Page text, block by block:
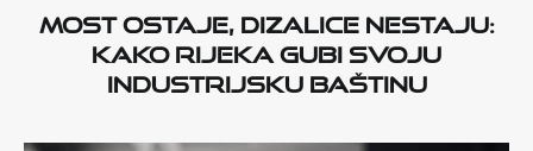
Most ostaje, dizalice nestaju:
kako Rijeka gubi svoju
industrijsku baštinu